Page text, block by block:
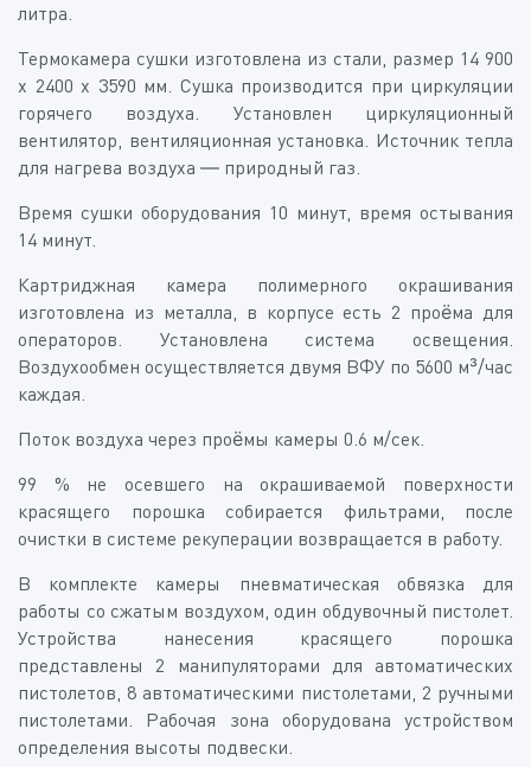
литра.
Термокамера сушки изготовлена из стали, размер 14 900
х 2400 х 3590 мм. Сушка производится при циркуляции
горячего воздуха. Установлен циркуляционный
вентилятор, вентиляционная установка. Источник тепла
для нагрева воздуха — природный газ.
Время сушки оборудования 10 минут, время остывания
14 минут.
Картриджная камера полимерного окрашивания
изготовлена из металла, в корпусе есть 2 проёма для
операторов. Установлена система освещения.
Воздухообмен осуществляется двумя ВФУ по 5600 м³/час
каждая.
Поток воздуха через проёмы камеры 0.6 м/сек.
99 % не осевшего на окрашиваемой поверхности
красящего порошка собирается фильтрами, после
очистки в системе рекуперации возвращается в работу.
В комплекте камеры пневматическая обвязка для
работы со сжатым воздухом, один обдувочный пистолет.
Устройства нанесения красящего порошка
представлены 2 манипуляторами для автоматических
пистолетов, 8 автоматическими пистолетами, 2 ручными
пистолетами. Рабочая зона оборудована устройством
определения высоты подвески.